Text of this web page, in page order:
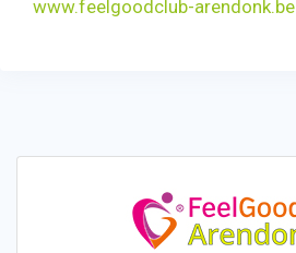
www.feelgoodclub-arendonk.be